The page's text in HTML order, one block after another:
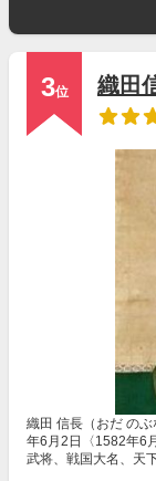
3位
織田
織田 信長（おだ の
年6月2日〈1582年6
武将、戦国大名、天